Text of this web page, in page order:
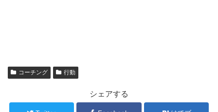
コーチング 行動
シェアする